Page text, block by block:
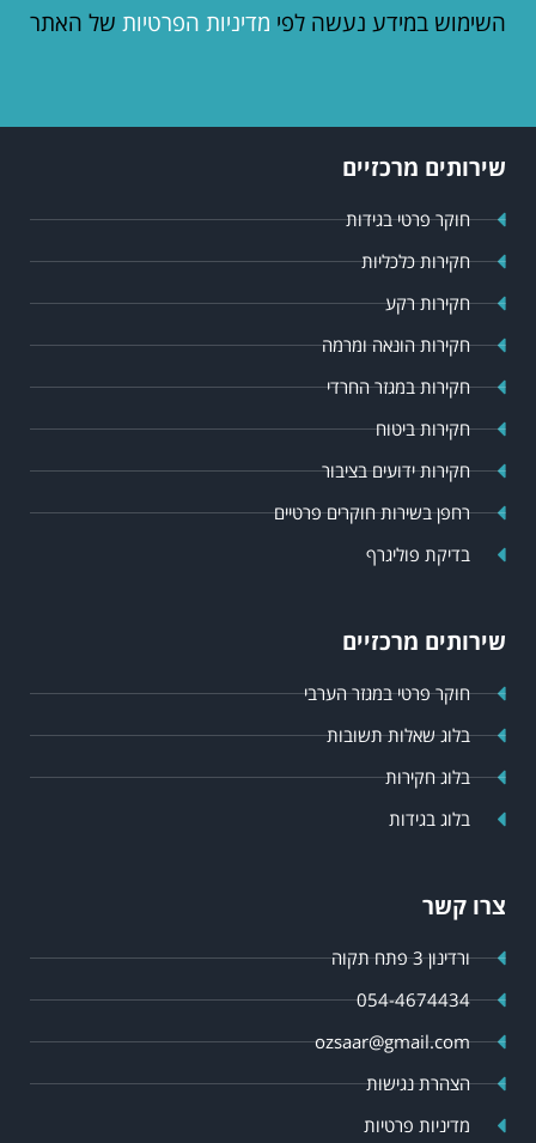
השימוש במידע נעשה לפי מדיניות הפרטיות של האתר
שירותים מרכזיים
חוקר פרטי בגידות
חקירות כלכליות
חקירות רקע
חקירות הונאה ומרמה
חקירות במגזר החרדי
חקירות ביטוח
חקירות ידועים בציבור
רחפן בשירות חוקרים פרטיים
בדיקת פוליגרף
שירותים מרכזיים
חוקר פרטי במגזר הערבי
בלוג שאלות תשובות
בלוג חקירות
בלוג בגידות
צרו קשר
ורדינון 3 פתח תקוה
054-4674434
ozsaar@gmail.com
הצהרת נגישות
מדיניות פרטיות